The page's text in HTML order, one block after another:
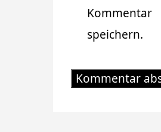
Kommentar
speichern.